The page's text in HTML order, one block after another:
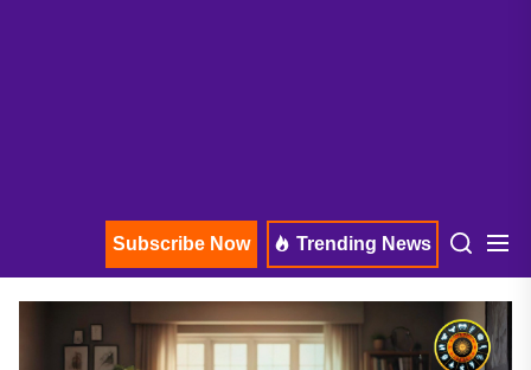
Subscribe Now Trending News